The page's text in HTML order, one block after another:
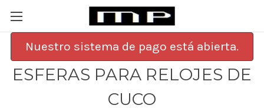
Nuestro sistema de pago está abierta.
ESFERAS PARA RELOJES DE
CUCO